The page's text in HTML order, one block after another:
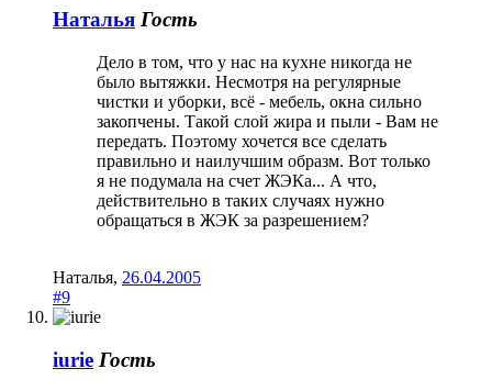
Наталья Гость
Дело в том, что у нас на кухне никогда не
было вытяжки. Несмотря на регулярные
чистки и уборки, всё - мебель, окна сильно
закопчены. Такой слой жира и пыли - Вам не
передать. Поэтому хочется все сделать
правильно и наилучшим образм. Вот только
я не подумала на счет ЖЭКа... А что,
действительно в таких случаях нужно
обращаться в ЖЭК за разрешением?
Наталья, 26.04.2005
#9
iurie Гость